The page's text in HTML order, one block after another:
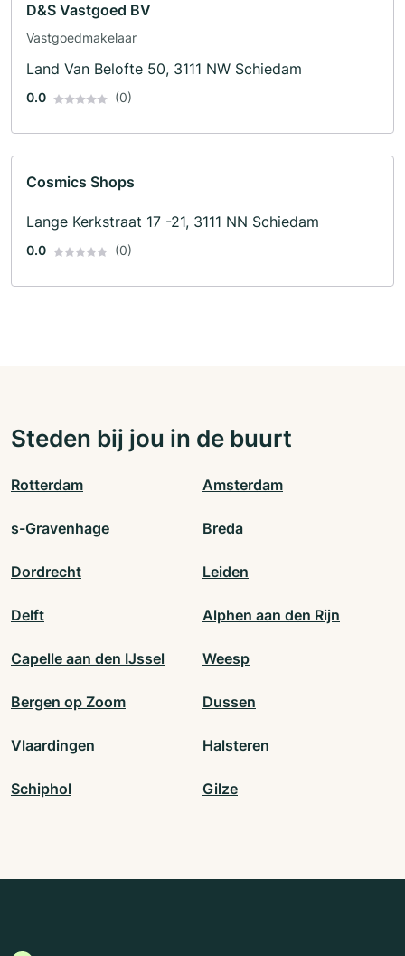
D&S Vastgoed BV
Vastgoedmakelaar
Land Van Belofte 50, 3111 NW Schiedam
0.0 (0)
Cosmics Shops
Lange Kerkstraat 17 -21, 3111 NN Schiedam
0.0 (0)
Steden bij jou in de buurt
Rotterdam Amsterdam
s-Gravenhage Breda
Dordrecht Leiden
Delft Alphen aan den Rijn
Capelle aan den IJssel Weesp
Bergen op Zoom Dussen
Vlaardingen Halsteren
Schiphol Gilze